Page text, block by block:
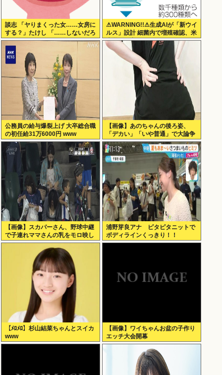
談志 「ヤりまくった女……女房に
する？」たけし 「……しないだろ
うねぇ、やっぱ」
⚠WARNING!!⚠生成AIが「新ウイ
ルス」設計 細菌内で増殖確認、米
大学が研究
公務員の給与爆裂上げ 大卒総合職
の初任給31万6000円 www
【画像】あのちゃんの後ろ姿、
「デカい」「いや普通」で大論争
www
【画像】スカパーさん、野球中継
で子連れママさんの乳をモロ映し
浦野芽良アナ ピタピタニットで
ボディラインくっきり！！
【ﾒﾛﾒﾛ】杉山結菜ちゃんとスイカ
www
【画像】ワイちゃんお盆の子作り
エッチ大会開幕